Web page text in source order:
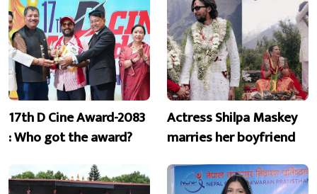
17th D Cine Award-2083
: Who got the award?
Actress Shilpa Maskey
marries her boyfriend